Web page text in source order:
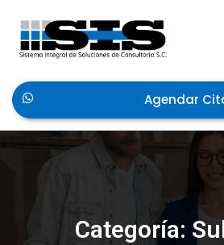
Agendar
Categoría: